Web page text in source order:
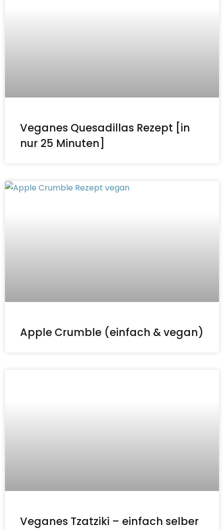
Veganes Quesadillas Rezept [in
nur 25 Minuten]
Apple Crumble (einfach & vegan)
Veganes Tzatziki – einfach selber